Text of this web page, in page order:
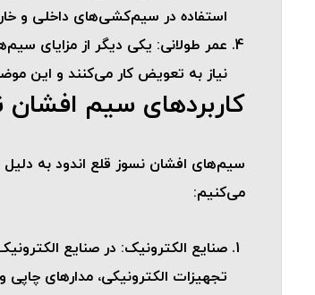
استفاده در سیم‌کشی‌های داخلی و
عمر طولانی: یکی دیگر از مزایای
نیاز به تعویض کار می‌کنند و این
کاربردهای سیم افشان
سیم‌های افشان نسوز قلع اندود به دلیل
می‌کنیم:
صنایع الکترونیک: در صنایع
تجهیزات الکترونیکی، مدارهای